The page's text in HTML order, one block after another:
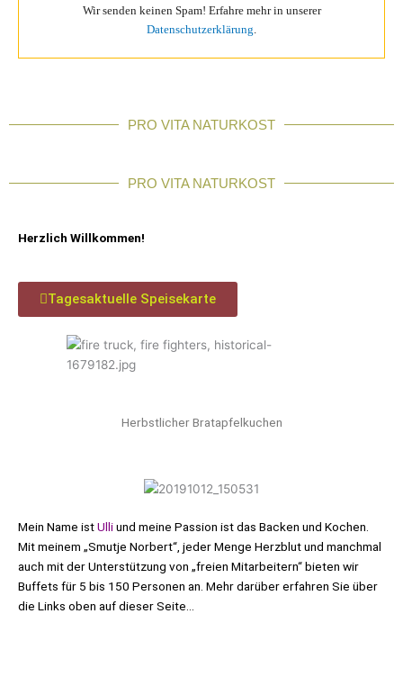
Wir senden keinen Spam! Erfahre mehr in unserer
Datenschutzerklärung.
PRO VITA NATURKOST
PRO VITA NATURKOST
Herzlich Willkommen!
Tagesaktuelle Speisekarte
Herbstlicher Bratapfelkuchen
Mein Name istUlliund meine Passion ist das Backen und Kochen.
Mit meinem „Smutje Norbert“, jeder Menge Herzblut und manchmal
auch mit der Unterstützung von „freien Mitarbeitern“ bieten wir
Buffets für 5 bis 150 Personen an. Mehr darüber erfahren Sie über
die Links oben auf dieser Seite…